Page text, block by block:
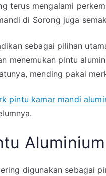
untuk
Kamar
di
terus mengalami
di Sorong juga
sebagai pilihan
menemukan pintu
mending pakai
pintu kamar mandi
digunakan sebagai